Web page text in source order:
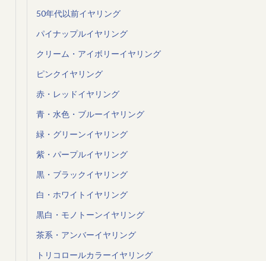
50年代以前イヤリング
パイナップルイヤリング
クリーム・アイボリーイヤリング
ピンクイヤリング
赤・レッドイヤリング
青・水色・ブルーイヤリング
緑・グリーンイヤリング
紫・パープルイヤリング
黒・ブラックイヤリング
白・ホワイトイヤリング
黒白・モノトーンイヤリング
茶系・アンバーイヤリング
トリコロールカラーイヤリング